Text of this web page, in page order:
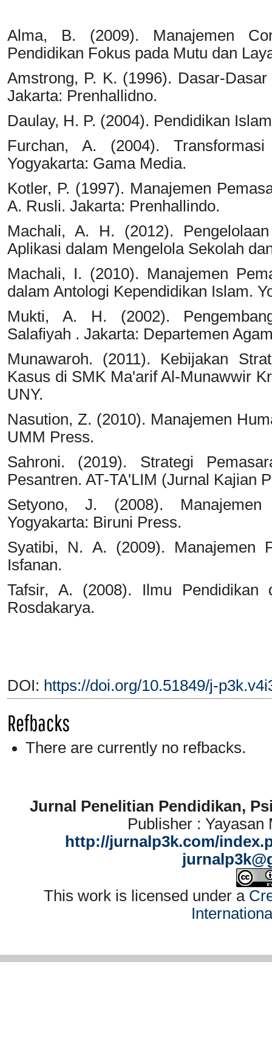
Alma, B. (2009). Manajemen
Pendidikan Fokus pada Mutu dan
Amstrong, P. K. (1996). Dasar-
Jakarta: Prenhallidno.
Daulay, H. P. (2004). Pendidikan
Furchan, A. (2004).
Yogyakarta: Gama Media.
Kotler, P. (1997). Manajemen
A. Rusli. Jakarta: Prenhallindo.
Machali, A. H. (2012).
Aplikasi dalam Mengelola Sekolah
Machali, I. (2010). Manajemen
dalam Antologi Kependidikan Islam.
Mukti, A. H. (2002).
Salafiyah . Jakarta: Departemen
Munawaroh. (2011). Kebijakan
Kasus di SMK Ma'arif Al-Munawwir
UNY.
Nasution, Z. (2010). Manajemen
UMM Press.
Sahroni. (2019). Strategi
Pesantren. AT-TA'LIM (Jurnal Kajian
Setyono, J. (2008). Manajemen
Yogyakarta: Biruni Press.
Syatibi, N. A. (2009). Manajemen
Isfanan.
Tafsir, A. (2008). Ilmu Pendidikan
Rosdakarya.
DOI: https://doi.org/10.51849/j-
Refbacks
There are currently no refbacks.
Jurnal Penelitian Pendidikan,
Publisher : Yayasan
http://jurnalp3k.com/
This work is licensed under a